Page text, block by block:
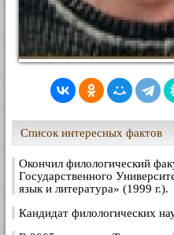
Список интересных фактов
Окончил филологический
Государственного
язык и литература» (1999 г.).
Кандидат филологических